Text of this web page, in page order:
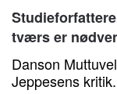
tværs er
Danson
Jeppesens kritik.